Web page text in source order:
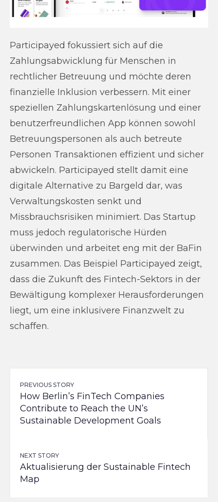
Participayed fokussiert sich auf die
Zahlungsabwicklung für Menschen in
rechtlicher Betreuung und möchte deren
finanzielle Inklusion verbessern. Mit einer
speziellen Zahlungskartenlösung und einer
benutzerfreundlichen App können sowohl
Betreuungspersonen als auch betreute
Personen Transaktionen effizient und sicher
abwickeln. Participayed stellt damit eine
digitale Alternative zu Bargeld dar, was
Verwaltungskosten senkt und
Missbrauchsrisiken minimiert. Das Startup
muss jedoch regulatorische Hürden
überwinden und arbeitet eng mit der BaFin
zusammen. Das Beispiel Participayed zeigt,
dass die Zukunft des Fintech-Sektors in der
Bewältigung komplexer Herausforderungen
liegt, um eine inklusivere Finanzwelt zu
schaffen.
PREVIOUS STORY
How Berlin’s FinTech Companies
Contribute to Reach the UN’s
Sustainable Development Goals
NEXT STORY
Aktualisierung der Sustainable Fintech
Map